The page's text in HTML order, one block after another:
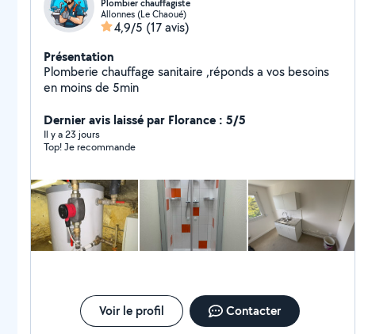
Plombier chauffagiste
Allonnes (Le Chaoué)
4,9/5 (17 avis)
Présentation
Plomberie chauffage sanitaire ,réponds a vos besoins
en moins de 5min
Dernier avis laissé par Florance : 5/5
Il y a 23 jours
Top! Je recommande
Voir le profil Contacter